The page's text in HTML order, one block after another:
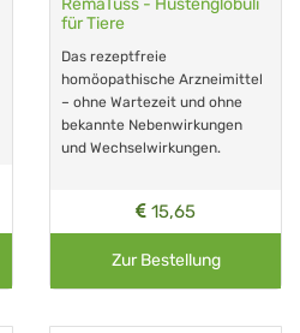
RemaTuss - Hustenglobuli
für Tiere
Das rezeptfreie
homöopathische Arzneimittel
– ohne Wartezeit und ohne
bekannte Nebenwirkungen
und Wechselwirkungen.
15,65
Zur Bestellung